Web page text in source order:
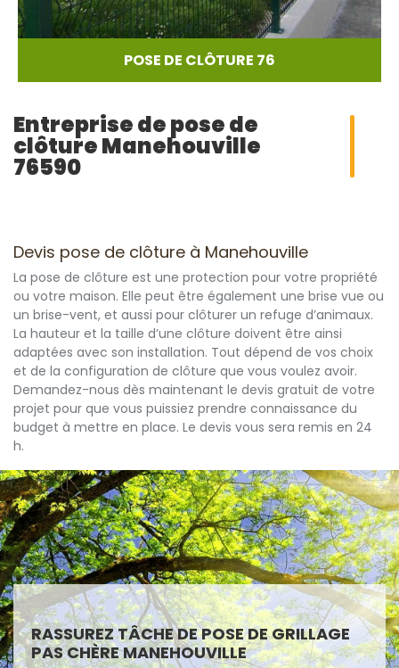
POSE DE CLÔTURE 76
Entreprise de pose de
clôture Manehouville
76590
Devis pose de clôture à Manehouville
La pose de clôture est une protection pour votre propriété
ou votre maison. Elle peut être également une brise vue ou
un brise-vent, et aussi pour clôturer un refuge d’animaux.
La hauteur et la taille d’une clôture doivent être ainsi
adaptées avec son installation. Tout dépend de vos choix
et de la configuration de clôture que vous voulez avoir.
Demandez-nous dès maintenant le devis gratuit de votre
projet pour que vous puissiez prendre connaissance du
budget à mettre en place. Le devis vous sera remis en 24
h.
RASSUREZ TÂCHE DE POSE DE GRILLAGE
PAS CHÈRE MANEHOUVILLE